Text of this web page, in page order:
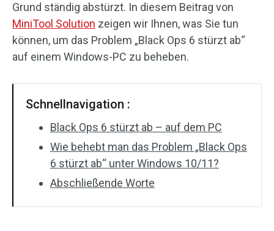
Grund ständig abstürzt. In diesem Beitrag von
MiniTool Solution zeigen wir Ihnen, was Sie tun
können, um das Problem „Black Ops 6 stürzt ab“
auf einem Windows-PC zu beheben.
Schnellnavigation :
Black Ops 6 stürzt ab – auf dem PC
Wie behebt man das Problem „Black Ops
6 stürzt ab“ unter Windows 10/11?
Abschließende Worte